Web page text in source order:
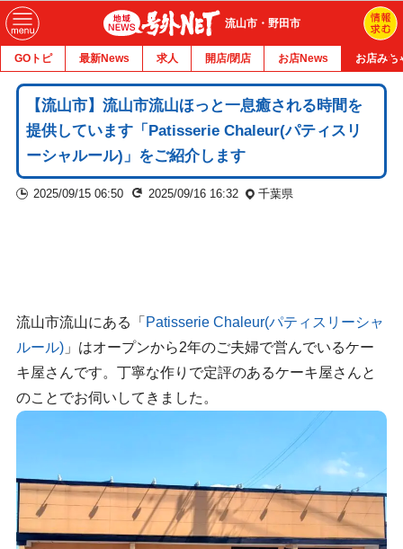
流山市・野田市
GOトピ 最新News 求人 開店/閉店 お店News お店みち
【流山市】流山市流山ほっと一息癒される時間を
提供しています「Patisserie Chaleur(パティスリ
ーシャルール)」をご紹介します
2025/09/15 06:50 2025/09/16 16:32 千葉県
流山市流山にある「 Patisserie Chaleur(パティスリーシャ
ルール)」はオープンから2年のご夫婦で営んでいるケー
キ屋さんです。丁寧な作りで定評のあるケーキ屋さんと
のことでお伺いしてきました。